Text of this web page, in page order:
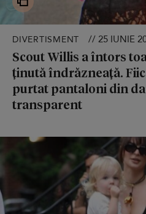
DIVERTISMENT // 25 IUNIE
Scout Willis a întors
ținută îndrăzneață.
purtat pantaloni din
transparent